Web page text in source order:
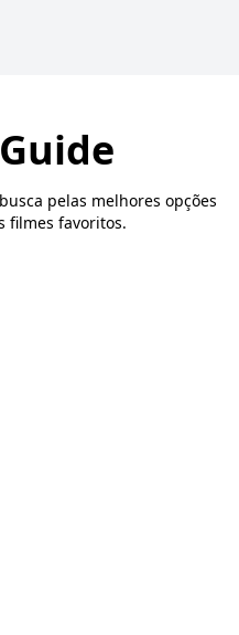
pelas melhores opções
filmes favoritos.